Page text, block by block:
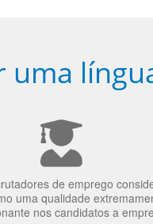
uma
de emprego
uma qualidade
nos candidatos a